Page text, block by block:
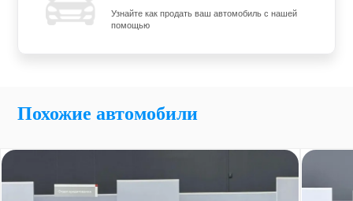
Узнайте как продать ваш автомобиль с нашей
помощью
Похожие автомобили